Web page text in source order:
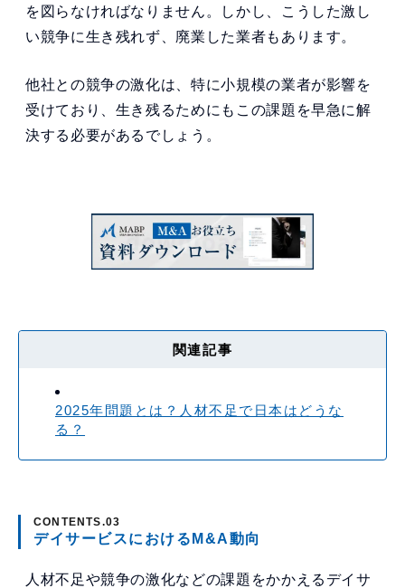
を図らなければなりません。しかし、こうした激し
い競争に生き残れず、廃業した業者もあります。
他社との競争の激化は、特に小規模の業者が影響を
受けており、生き残るためにもこの課題を早急に解
決する必要があるでしょう。
関連記事
2025年問題とは？人材不足で日本はどうな
る？
デイサービスにおけるM&A動向
人材不足や競争の激化などの課題をかかえるデイサ